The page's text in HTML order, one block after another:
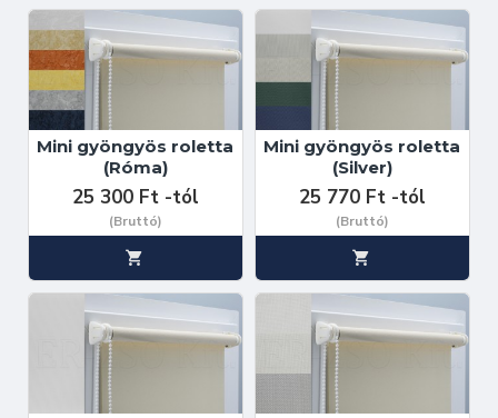
Mini gyöngyös roletta
(Róma)
25 300 Ft -tól
(Bruttó)
Mini gyöngyös roletta
(Silver)
25 770 Ft -tól
(Bruttó)